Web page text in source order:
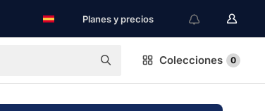
Planes y precios
Colecciones 0